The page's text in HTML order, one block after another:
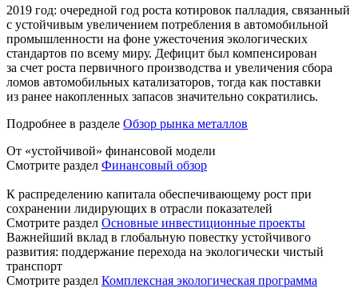
2019 год: очередной год роста котировок палладия, связанный
с устойчивым увеличением потребления в автомобильной
промышленности на фоне ужесточения экологических
стандартов по всему миру. Дефицит был компенсирован
за счет роста первичного производства и увеличения сбора
ломов автомобильных катализаторов, тогда как поставки
из ранее накопленных запасов значительно сократились.
Подробнее в разделе Обзор рынка металлов
От «устойчивой» финансовой модели
Смотрите раздел Финансовый обзор
К распределению капитала обеспечивающему рост при
сохранении лидирующих в отрасли показателей
Смотрите раздел Основные инвестиционные проекты
Важнейший вклад в глобальную повестку устойчивого
развития: поддержание перехода на экологически чистый
транспорт
Смотрите раздел Комплексная экологическая программа